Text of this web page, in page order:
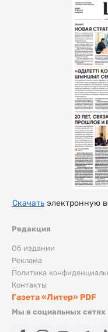
Редакция
Об издании
Реклама
Политика
Контакты
Газета «Литер» PDF
Мы в социальных сетях
Скачатьэлектронную